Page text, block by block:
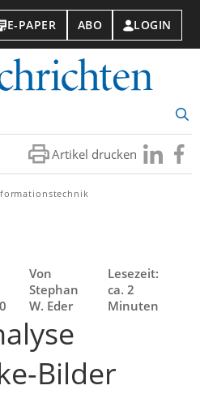
E-PAPER ABO LOGIN
Artikel drucken Besuchen
Sie
Sie
Von
Stephan
W. Eder
Lesezeit:
ca. 2
Minuten
Bilder